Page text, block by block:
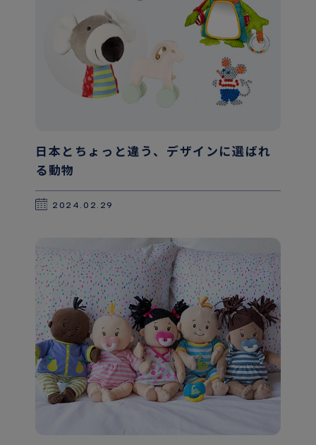
日本とちょっと違う、デザインに選ばれ
る動物
2024.02.29